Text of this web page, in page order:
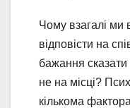
Чому взагалі ми
відповісти на
бажання сказати
не на місці?
кількома